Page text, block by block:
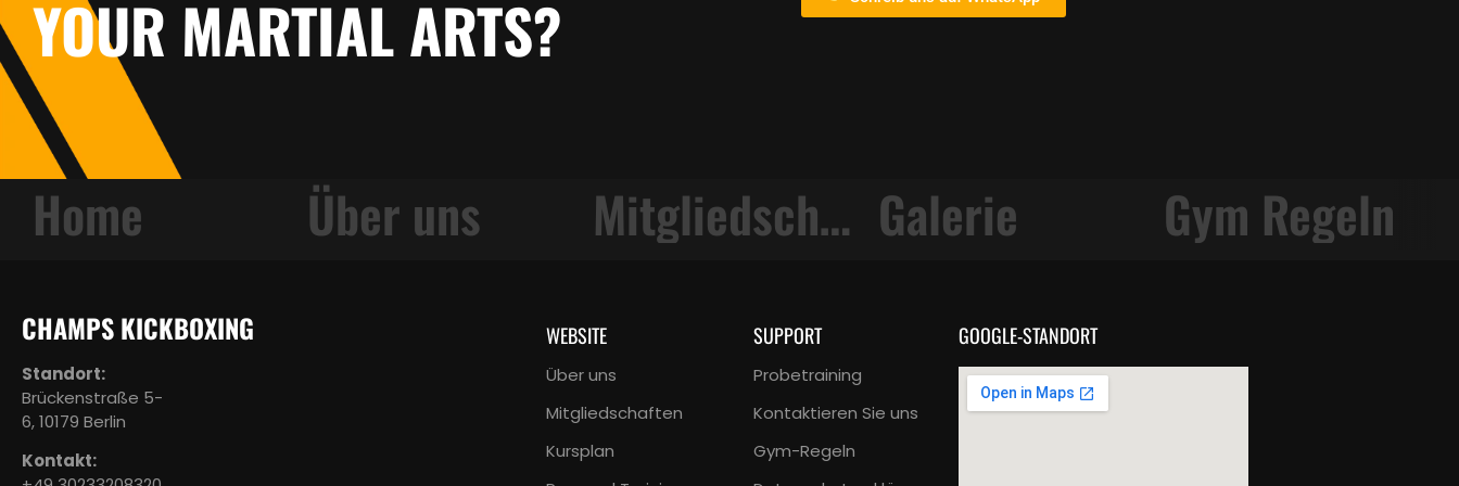
YOUR MARTIAL ARTS?
Mitgliedschaften Galerie Gym Regeln Kursplan Shop
CHAMPS KICKBOXING
Standort:
Brückenstraße 5-
6, 10179 Berlin
Kontakt:
WEBSITE
Über uns
Mitgliedschaften
Kursplan
SUPPORT
Probetraining
Kontaktieren Sie uns
Gym-Regeln
GOOGLE-STANDORT